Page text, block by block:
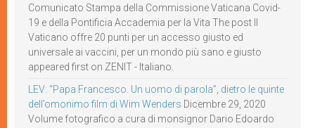
Comunicato Stampa della Commissione Vaticana Covid-
19 e della Pontificia Accademia per la Vita The post Il
Vaticano offre 20 punti per un accesso giusto ed
universale ai vaccini, per un mondo più sano e giusto
appeared first on ZENIT - Italiano.
LEV: “Papa Francesco. Un uomo di parola”, dietro le quinte
dell’omonimo film di Wim Wenders Dicembre 29, 2020
Volume fotografico a cura di monsignor Dario Edoardo